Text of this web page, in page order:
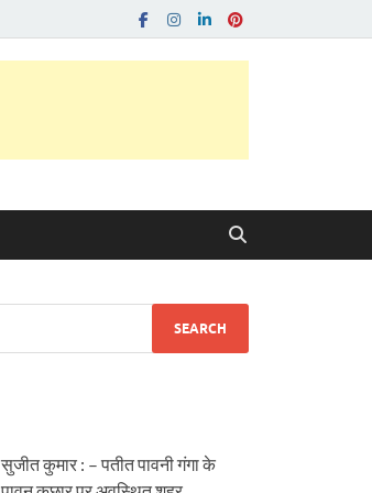
सुजीत कुमार : – पतीत पावनी गंगा के